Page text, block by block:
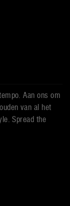
Aan ons om
van al het
Spread the